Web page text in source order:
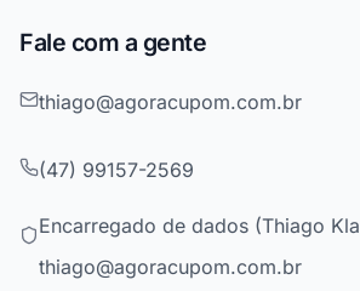
Fale com a gente
thiago@agoracupom.com.br
(47) 99157-2569
Encarregado de dados (Thiago
thiago@agoracupom.com.br